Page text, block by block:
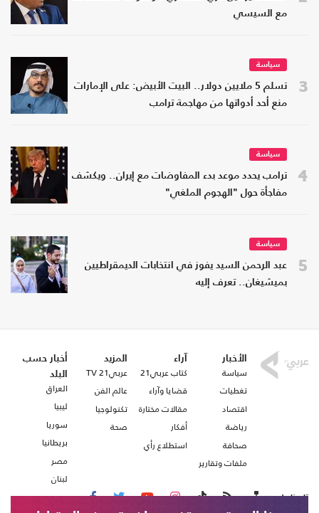
مع السيسي
3
سياسة
تسلم 5 ملايين دولار.. البيت الأبيض: على الإمارات
منع أحد أدواتها من مهاجمة ترامب
4
سياسة
ترامب يحدد موعد بدء المفاوضات مع إيران.. ويكشف
مفاجأة حول "الهجوم الملغي"
5
سياسة
عبد الرحمن السيد يفوز في انتخابات الديمقراطيين
بميشيغان.. تعرف إليه
الأخبار
سياسة
تغطيات
اقتصاد
رياضة
صحافة
ملفات وتقارير
آراء
كتاب عربي21
قضايا وآراء
مقالات مختارة
أفكار
استطلاع رأي
المزيد
عربي21 TV
عالم الفن
تكنولوجيا
صحة
أخبار حسب
البلد
العراق
ليبيا
سوريا
بريطانيا
مصر
لبنان
تابعنا على